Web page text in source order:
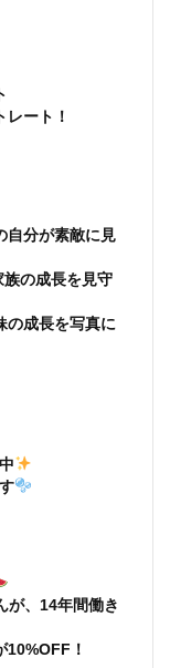
ート！
自分が素敵に見
の成長を見守
の成長を写真に
が、14年間働き
10%OFF！